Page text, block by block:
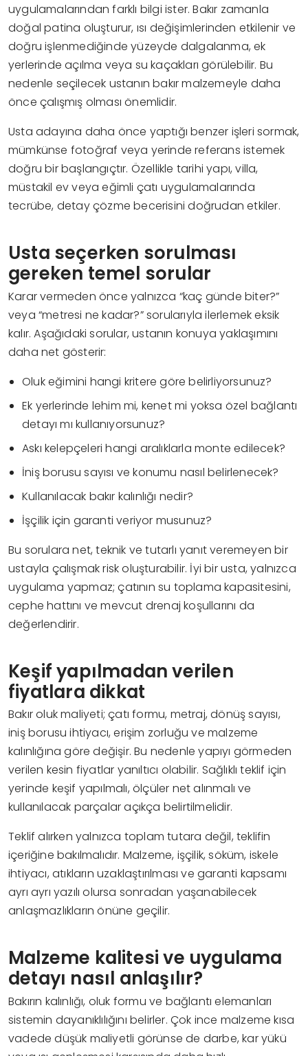
uygulamalarından farklı bilgi ister. Bakır zamanla
doğal patina oluşturur, ısı değişimlerinden etkilenir ve
doğru işlenmediğinde yüzeyde dalgalanma, ek
yerlerinde açılma veya su kaçakları görülebilir. Bu
nedenle seçilecek ustanın bakır malzemeyle daha
önce çalışmış olması önemlidir.
Usta adayına daha önce yaptığı benzer işleri sormak,
mümkünse fotoğraf veya yerinde referans istemek
doğru bir başlangıçtır. Özellikle tarihi yapı, villa,
müstakil ev veya eğimli çatı uygulamalarında
tecrübe, detay çözme becerisini doğrudan etkiler.
Usta seçerken sorulması
gereken temel sorular
Karar vermeden önce yalnızca “kaç günde biter?”
veya “metresi ne kadar?” sorularıyla ilerlemek eksik
kalır. Aşağıdaki sorular, ustanın konuya yaklaşımını
daha net gösterir:
Oluk eğimini hangi kritere göre belirliyorsunuz?
Ek yerlerinde lehim mi, kenet mi yoksa özel bağlantı
detayı mı kullanıyorsunuz?
Askı kelepçeleri hangi aralıklarla monte edilecek?
İniş borusu sayısı ve konumu nasıl belirlenecek?
Kullanılacak bakır kalınlığı nedir?
İşçilik için garanti veriyor musunuz?
Bu sorulara net, teknik ve tutarlı yanıt veremeyen bir
ustayla çalışmak risk oluşturabilir. İyi bir usta, yalnızca
uygulama yapmaz; çatının su toplama kapasitesini,
cephe hattını ve mevcut drenaj koşullarını da
değerlendirir.
Keşif yapılmadan verilen
fiyatlara dikkat
Bakır oluk maliyeti; çatı formu, metraj, dönüş sayısı,
iniş borusu ihtiyacı, erişim zorluğu ve malzeme
kalınlığına göre değişir. Bu nedenle yapıyı görmeden
verilen kesin fiyatlar yanıltıcı olabilir. Sağlıklı teklif için
yerinde keşif yapılmalı, ölçüler net alınmalı ve
kullanılacak parçalar açıkça belirtilmelidir.
Teklif alırken yalnızca toplam tutara değil, teklifin
içeriğine bakılmalıdır. Malzeme, işçilik, söküm, iskele
ihtiyacı, atıkların uzaklaştırılması ve garanti kapsamı
ayrı ayrı yazılı olursa sonradan yaşanabilecek
anlaşmazlıkların önüne geçilir.
Malzeme kalitesi ve uygulama
detayı nasıl anlaşılır?
Bakırın kalınlığı, oluk formu ve bağlantı elemanları
sistemin dayanıklılığını belirler. Çok ince malzeme kısa
vadede düşük maliyetli görünse de darbe, kar yükü